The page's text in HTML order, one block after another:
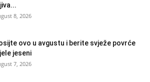
8, 2026
ovo u avgustu i berite svježe povrće
jeseni
7, 2026